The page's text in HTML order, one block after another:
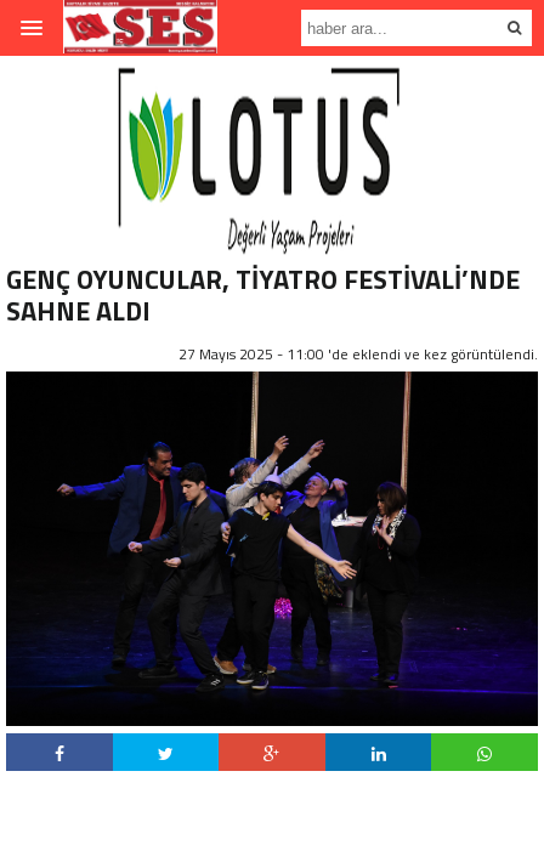
GENÇ OYUNCULAR, TİYATRO FESTİVALİ’NDE
SAHNE ALDI
27 Mayıs 2025 - 11:00 'de eklendi ve kez görüntülendi.